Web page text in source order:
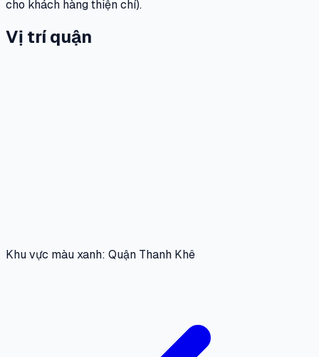
cho khách hàng thiện chí).
Vị trí quận
Khu vực màu xanh: Quận Thanh Khê